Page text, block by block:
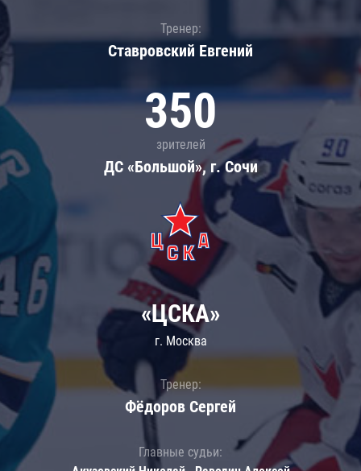
Тренер:
Ставровский Евгений
350
зрителей
ДС «Большой», г. Сочи
«ЦСКА»
г. Москва
Тренер:
Фёдоров Сергей
Главные судьи: